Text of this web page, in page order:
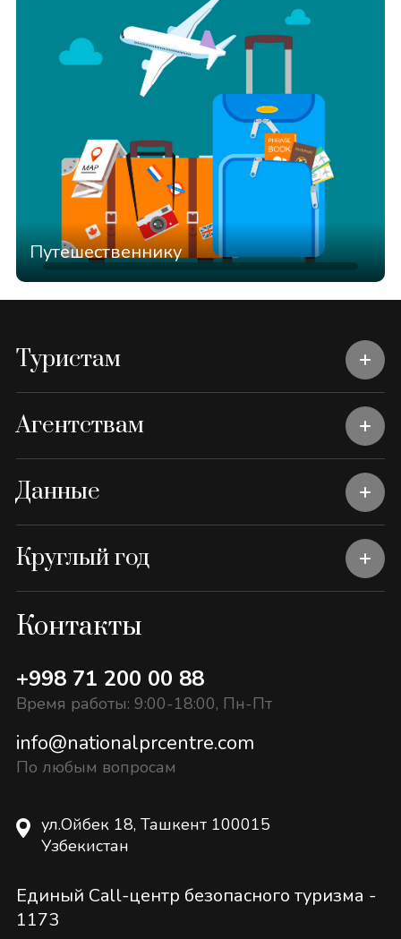
Путешественнику
Туристам
Агентствам
Данные
Круглый год
Контакты
+998 71 200 00 88
Время работы: 9:00-18:00, Пн-Пт
info@nationalprcentre.com
По любым вопросам
ул.Ойбек 18, Ташкент 100015
Узбекистан
Единый Call-центр безопасного туризма -
1173